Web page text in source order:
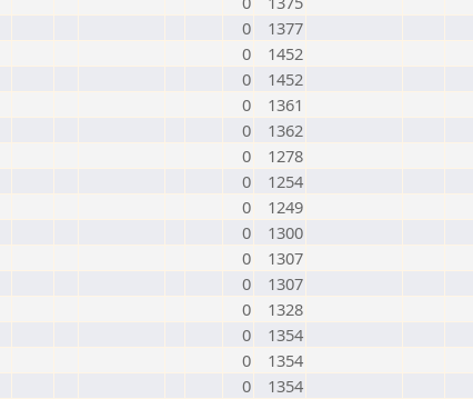
0
1377
0
1452
0
1452
0
1361
0
1362
0
1278
0
1254
0
1249
0
1300
0
1307
0
1307
0
1328
0
1354
0
1354
0
1354